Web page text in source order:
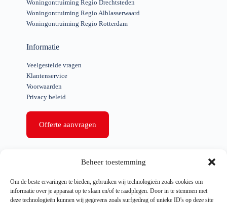
Beheer toestemming
Om de beste ervaringen te bieden, gebruiken wij technologieën zoals cookies om
informatie over je apparaat op te slaan en/of te raadplegen. Door in te stemmen met
deze technologieën kunnen wij gegevens zoals surfgedrag of unieke ID's op deze site
Woningontruiming Regio Drechtsteden
Woningontruiming Regio Alblasserwaard
Woningontruiming Regio Rotterdam
Informatie
Veelgestelde vragen
Klantenservice
Voorwaarden
Privacy beleid
Offerte aanvragen
Bedrijfs ontruiming
Ontruimen na overlijden